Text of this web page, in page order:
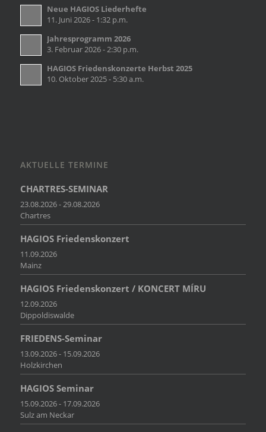
Neue HAGIOS Liederhefte
11. Juni 2026 - 1:32 p.m.
Jahresprogramm 2026
3. Februar 2026 - 2:30 p.m.
HAGIOS Friedenskonzerte Herbst 2025
10. Oktober 2025 - 5:30 a.m.
AKTUELLE TERMINE
CHARTRES-SEMINAR
23.08.2026 - 29.08.2026
Chartres
HAGIOS Friedenskonzert
11.09.2026
Mainz
HAGIOS Friedenskonzert / KONCERT MÍRU
12.09.2026
Dippoldiswalde
FRIEDENS-Seminar
13.09.2026 - 15.09.2026
Holzkirchen
HAGIOS Seminar
15.09.2026 - 17.09.2026
Sulz am Neckar